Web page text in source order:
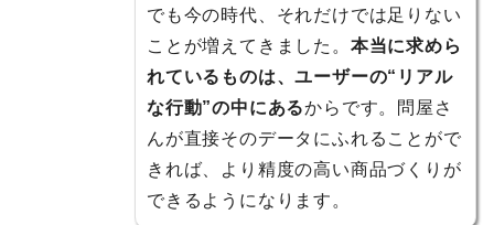
でも今の時代、それだけでは足りない
ことが増えてきました。 本当に求めら
れているものは、ユーザーの“リアル
な行動”の中にあるからです。問屋さ
んが直接そのデータにふれることがで
きれば、より精度の高い商品づくりが
できるようになります。